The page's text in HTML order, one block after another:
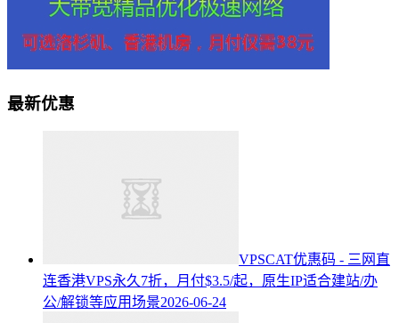
最新优惠
VPSCAT优惠码 - 三网直
连香港VPS永久7折，月付$3.5/起，原生IP适合建站/办
公/解锁等应用场景2026-06-24